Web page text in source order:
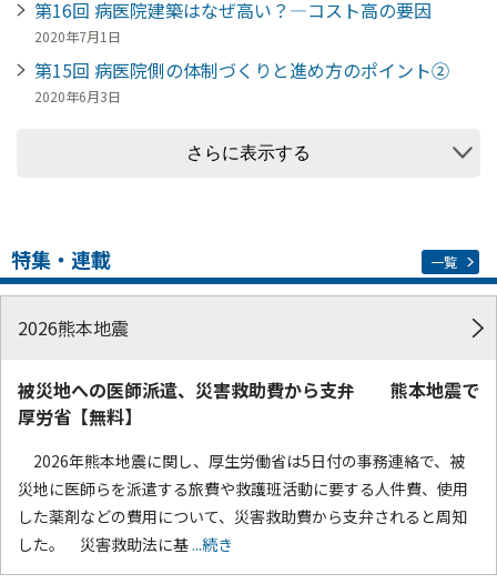
第16回 病医院建築はなぜ高い？―コスト高の要因
2020年7月1日
第15回 病医院側の体制づくりと進め方のポイント②
2020年6月3日
さらに表示する
特集・連載 一覧
2026熊本地震
被災地への医師派遣、災害救助費から支弁 熊本地震で
厚労省【無料】
2026年熊本地震に関し、厚生労働省は5日付の事務連絡で、被
災地に医師らを派遣する旅費や救護班活動に要する人件費、使用
した薬剤などの費用について、災害救助費から支弁されると周知
した。 災害救助法に基...続き